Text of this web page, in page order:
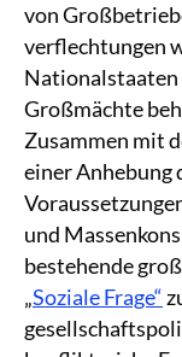
von
verflechtungen
Nationalstaaten
Großmächte
Zusammen mit
einer Anhebung
und
bestehende
„Soziale Frage“